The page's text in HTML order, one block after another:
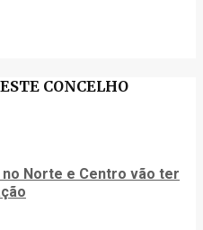
CONCELHO
Norte e Centro vão ter